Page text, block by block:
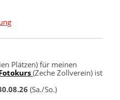
Plätzen) für meinen
(Zeche Zollverein) ist
(Sa./So.)